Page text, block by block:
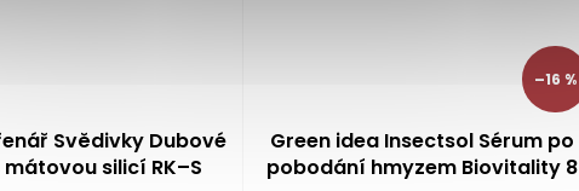
Svědivky Dubové
silicí RK–S
–16 %
Green idea Insectsol Sérum po
pobodání hmyzem Biovitality 8